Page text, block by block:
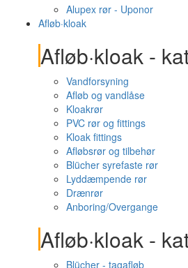
Alupex rør - Uponor
Afløb·kloak
Afløb·kloak -
Vandforsyning
Afløb og vandlåse
Kloakrør
PVC rør og fittings
Kloak fittings
Afløbsrør og tilbehør
Blücher syrefaste rør
Lyddæmpende rør
Drænrør
Anboring/Overgange
Afløb·kloak -
Blücher - tagafløb